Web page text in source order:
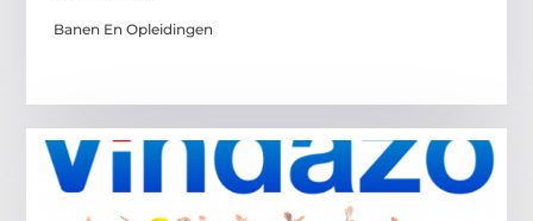
Banen En Opleidingen